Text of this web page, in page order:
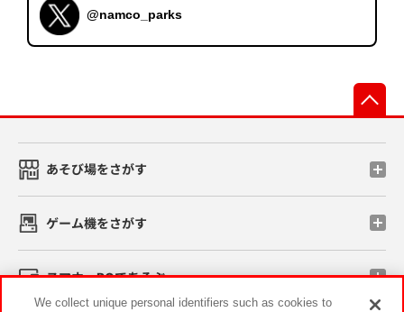
@namco_parks
あそび場をさがす
ゲーム機をさがす
スマホ・PCであそぶ
We collect unique personal identifiers such as cookies to